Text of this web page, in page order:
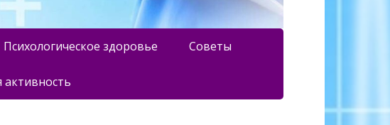
Психологическое здоровье Советы
активность